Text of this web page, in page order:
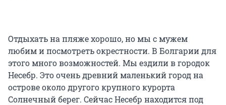
Отдыхать на пляже хорошо, но мы с мужем
любим и посмотреть окрестности. В Болгарии для
этого много возможностей. Мы ездили в городок
Несебр. Это очень древний маленький город на
острове около другого крупного курорта
Солнечный берег. Сейчас Несебр находится под